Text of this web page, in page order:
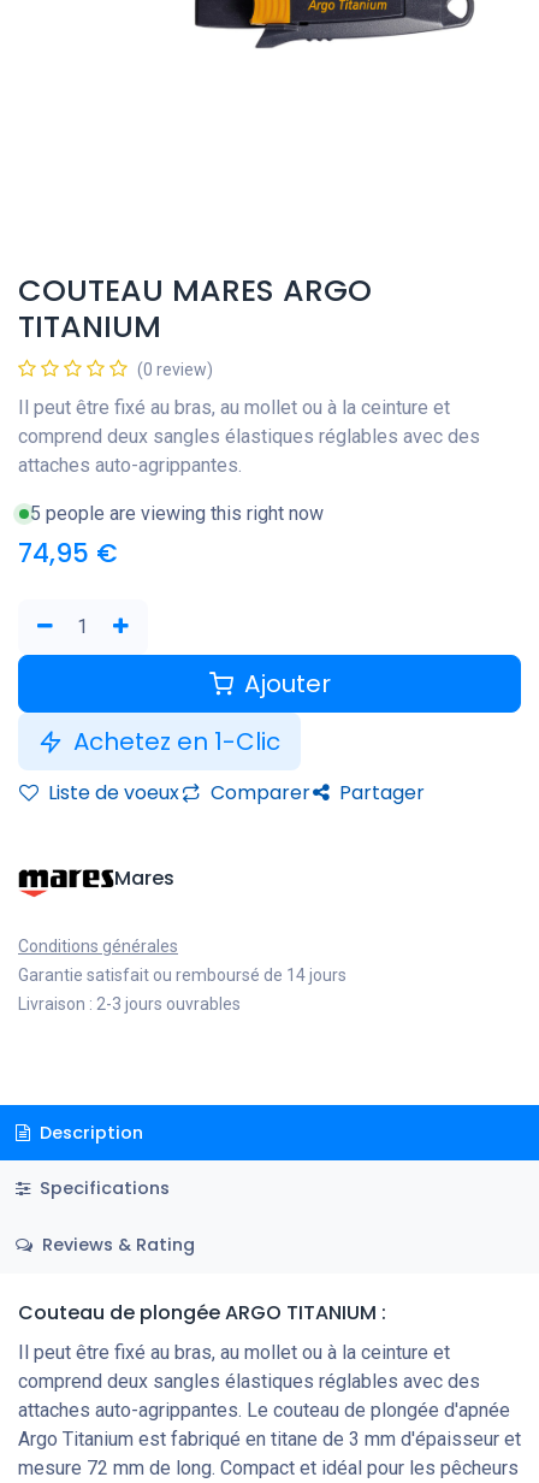
COUTEAU MARES ARGO
TITANIUM
(0 review)
Il peut être fixé au bras, au mollet ou à la ceinture et
comprend deux sangles élastiques réglables avec des
attaches auto-agrippantes.
5 people are viewing this right now
74,95 €
Ajouter
Achetez en 1-Clic
Liste de voeux Comparer Partager
Mares
Conditions générales
Garantie satisfait ou remboursé de 14 jours
Livraison : 2-3 jours ouvrables
Description
Specifications
Reviews & Rating
Couteau de plongée ARGO TITANIUM :
Il peut être fixé au bras, au mollet ou à la ceinture et
comprend deux sangles élastiques réglables avec des
attaches auto-agrippantes. Le couteau de plongée d'apnée
Argo Titanium est fabriqué en titane de 3 mm d'épaisseur et
mesure 72 mm de long. Compact et idéal pour les pêcheurs